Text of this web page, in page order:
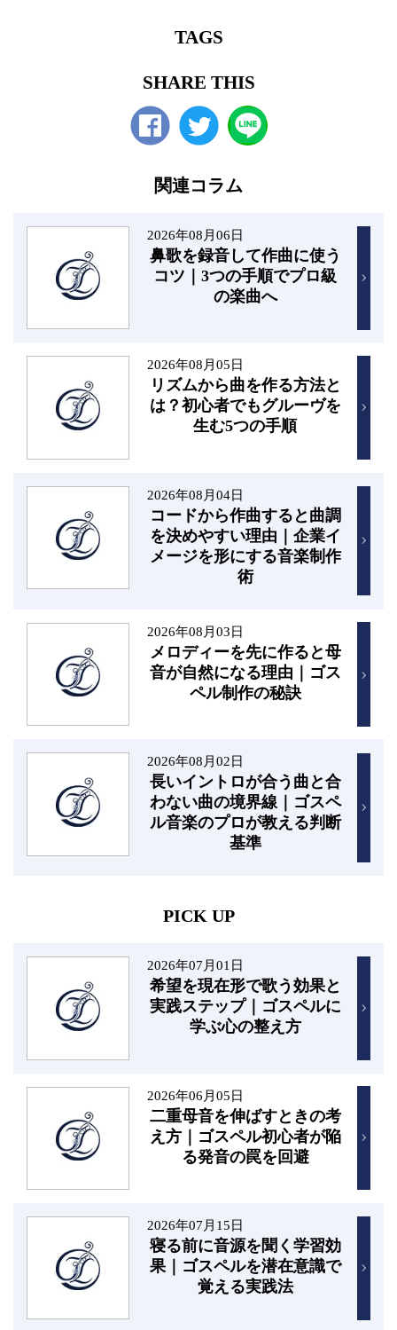
TAGS
SHARE THIS
関連コラム
2026年08月06日
鼻歌を録音して作曲に使う
コツ｜3つの手順でプロ級
の楽曲へ
2026年08月05日
リズムから曲を作る方法と
は？初心者でもグルーヴを
生む5つの手順
2026年08月04日
コードから作曲すると曲調
を決めやすい理由｜企業イ
メージを形にする音楽制作
術
2026年08月03日
メロディーを先に作ると母
音が自然になる理由｜ゴス
ペル制作の秘訣
2026年08月02日
長いイントロが合う曲と合
わない曲の境界線｜ゴスペ
ル音楽のプロが教える判断
基準
PICK UP
2026年07月01日
希望を現在形で歌う効果と
実践ステップ｜ゴスペルに
学ぶ心の整え方
2026年06月05日
二重母音を伸ばすときの考
え方｜ゴスペル初心者が陥
る発音の罠を回避
2026年07月15日
寝る前に音源を聞く学習効
果｜ゴスペルを潜在意識で
覚える実践法